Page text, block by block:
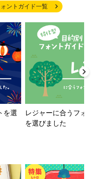
ントガイド一覧
を選
レジャーに合うフォ
を選びました